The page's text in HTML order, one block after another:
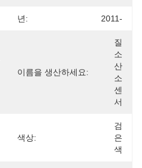
년: 2011-
이름을 생산하세요:
질
소
산
소
센
서
색상:
검
은
색